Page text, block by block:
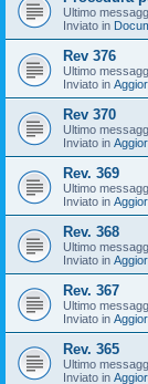
Ultimo
Inviato in
Rev 376
Ultimo
Inviato in
Rev 370
Ultimo
Inviato in
Rev. 369
Ultimo
Inviato in
Rev. 368
Ultimo
Inviato in
Rev. 367
Ultimo
Inviato in
Rev. 365
Ultimo
Inviato in